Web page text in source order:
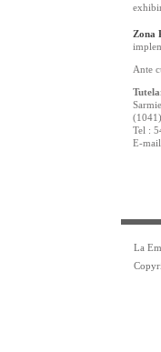
Zona
Ante
Tel :
E-
La